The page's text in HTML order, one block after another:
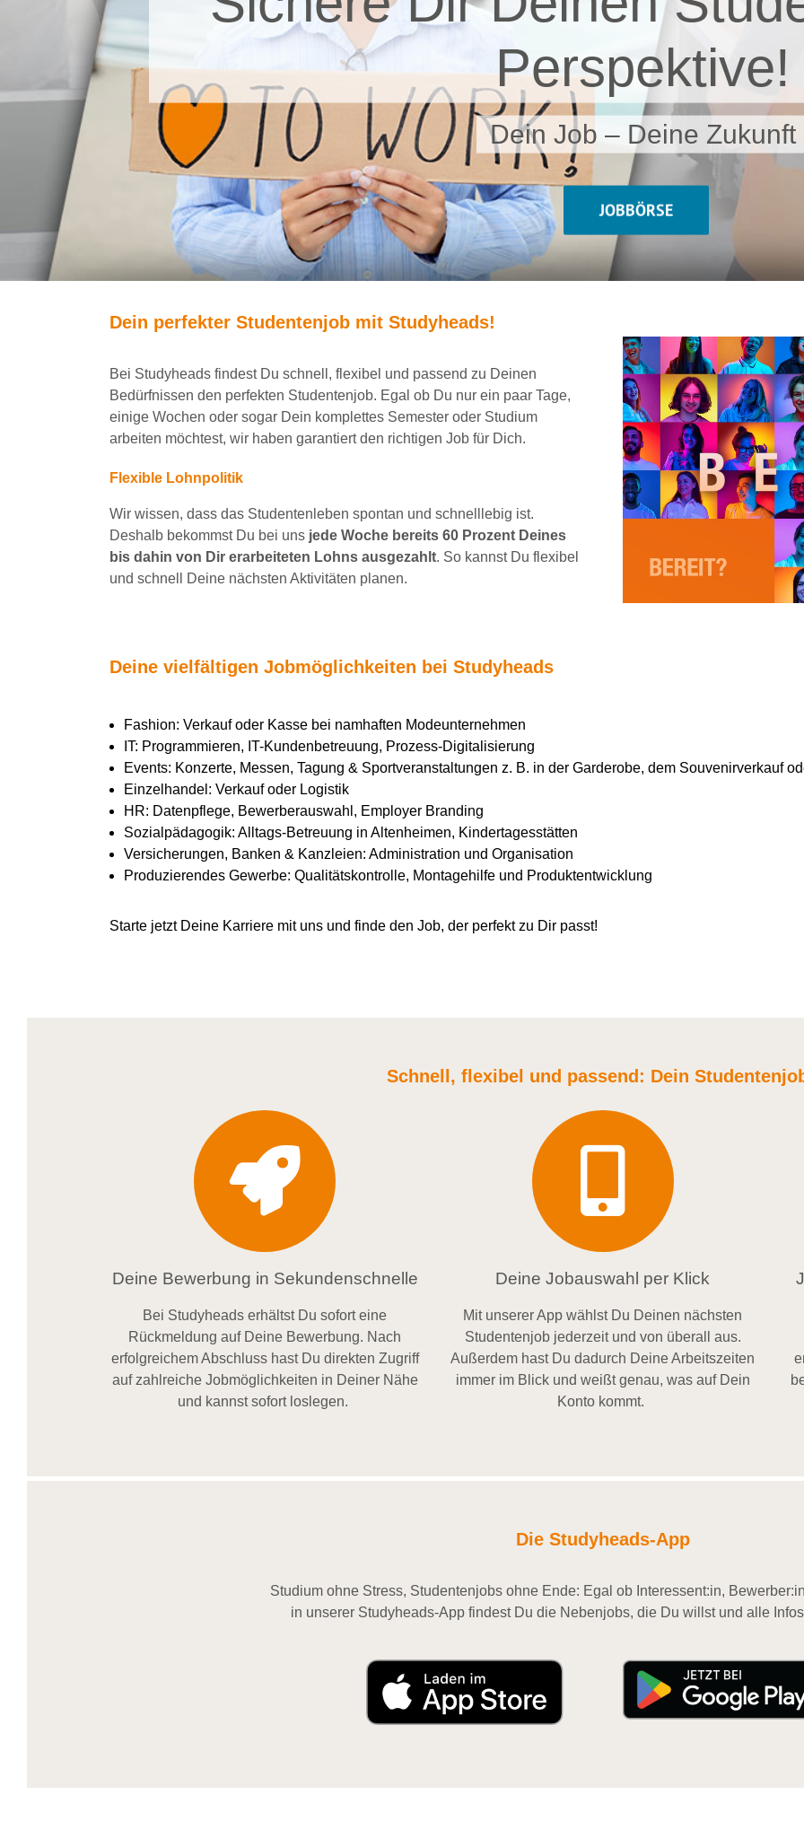
Perspektive!
Dein Job – Deine Zukunft
JOBBÖRSE
Dein perfekter Studentenjob mit Studyheads!
Bei Studyheads findest Du schnell, flexibel und passend zu Deinen
Bedürfnissen den perfekten Studentenjob. Egal ob Du nur ein paar Tage,
einige Wochen oder sogar Dein komplettes Semester oder Studium
arbeiten möchtest, wir haben garantiertden richtigen Job für Dich.
Flexible Lohnpolitik
Wir wissen, dass das Studentenleben spontan und schnelllebig ist.
Deshalb bekommst Du bei uns jede Woche bereits 60 Prozent Deines
bis dahin von Dir erarbeiteten Lohns ausgezahlt. So kannst Du flexibel
und schnell Deine nächsten Aktivitäten planen.
Deine vielfältigen Jobmöglichkeiten bei Studyheads
Fashion: Verkauf oder Kasse bei namhaften Modeunternehmen
IT: Programmieren, IT-Kundenbetreuung, Prozess-Digitalisierung
Events: Konzerte, Messen, Tagung & Sportveranstaltungen z. B. in der Garderobe, dem Souvenirverkauf
Einzelhandel: Verkauf oder Logistik
HR: Datenpflege, Bewerberauswahl, Employer Branding
Sozialpädagogik: Alltags-Betreuung in Altenheimen, Kindertagesstätten
Versicherungen, Banken & Kanzleien: Administration und Organisation
Produzierendes Gewerbe: Qualitätskontrolle, Montagehilfe und Produktentwicklung
Starte jetzt Deine Karrieremit uns und finde den Job, der perfekt zu Dir passt!
Schnell, flexibel und passend: Dein Student
Deine Bewerbung in Sekundenschnelle
Bei Studyheads erhältst Du sofort eine
Rückmeldung auf Deine Bewerbung. Nach
erfolgreichem Abschluss hast Du direkten Zugriff
auf zahlreiche Jobmöglichkeiten in Deiner Nähe
und kannst sofort loslegen.
Deine Jobauswahl per Klick
Mit unserer App wählst Du Deinen nächsten
Studentenjob jederzeit und von überall aus.
Außerdem hast Du dadurch Deine Arbeitszeiten
immer imBlick und weißtgenau, was auf Dein
Konto kommt.
Die Studyheads-App
Studium ohne Stress, Studentenjobs ohne Ende: Egal ob Interessent:in,
in unserer Studyheads-App findest Du die Nebenjobs, die Du willst und alle